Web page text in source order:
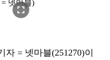
fullscreen
= 넷마블(251270)이